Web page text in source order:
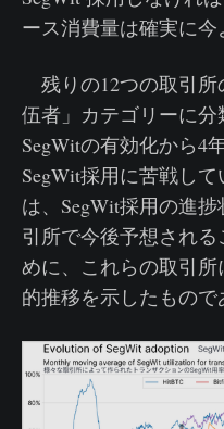
ース消費量は確実に今
残りの12つの取引所
伍者」カテゴリーに
SegWitの有効化から4
SegWit採用に苦戦し
は、SegWit採用の進
引所で今後予想され
めに、これらの取引
的推移を示したもので